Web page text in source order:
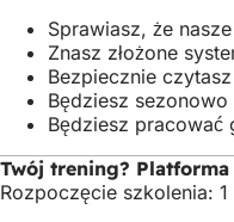
Sprawiasz, że
Znasz złożone
Bezpiecznie
Będziesz
Będziesz pracować
Twój trening?
Rozpoczęcie szkolenia: 1